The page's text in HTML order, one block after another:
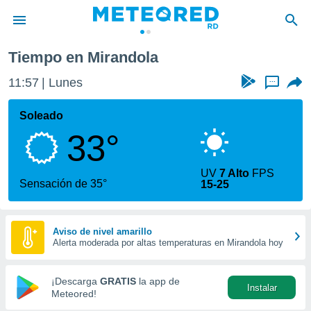
de
ha sido
calidad.
a este
las
y
forma
digital
basada
Tiempo en Mirandola
11:57 Lunes ...
Soleado
33°
Sensación de 35°
UV7 Alto FPS
15-25
Aviso de nivel amarillo
Alerta moderada por altas temperaturas en Mirandola hoy
¡Descarga GRATIS la app de
Meteored!
Instalar